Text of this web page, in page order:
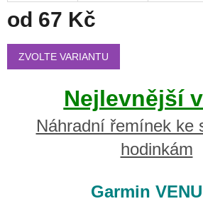
od 67 Kč
Měrná
cena:
ZVOLTE VARIANTU
Nejlevnější
Náhradní řemínek ke
hodinkám
Garmin